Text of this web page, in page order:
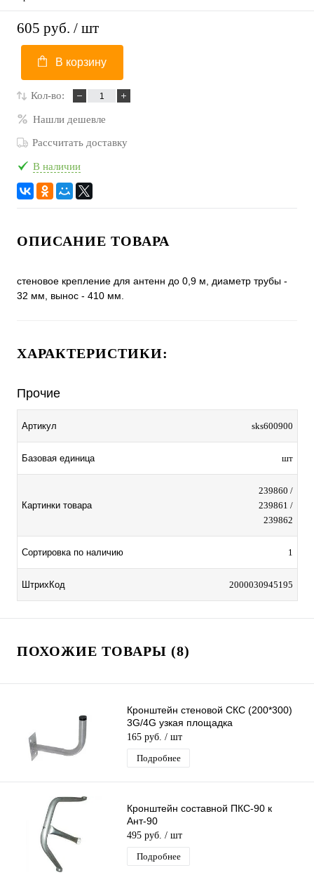
605 руб. / шт
В корзину
Кол-во:
Нашли дешевле
Рассчитать доставку
В наличии
ОПИСАНИЕ ТОВАРА
стеновое крепление для антенн до 0,9 м, диаметр трубы -
32 мм, вынос - 410 мм.
ХАРАКТЕРИСТИКИ:
Прочие
Артикул sks600900
Базовая единица шт
Картинки товара
239860 /
239861 /
239862
Сортировка по наличию 1
ШтрихКод 2000030945195
ПОХОЖИЕ ТОВАРЫ (8)
Кронштейн стеновой СКС (200*300)
3G/4G узкая площадка
165 руб. / шт
Подробнее
Кронштейн составной ПКС-90 к
Ант-90
495 руб. / шт
Подробнее